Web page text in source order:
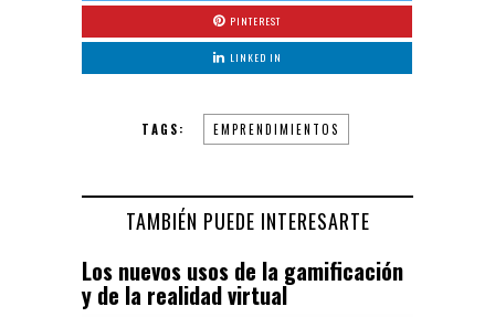
PINTEREST
LINKED IN
TAGS: EMPRENDIMIENTOS
TAMBIÉN PUEDE INTERESARTE
Los nuevos usos de la gamificación
y de la realidad virtual